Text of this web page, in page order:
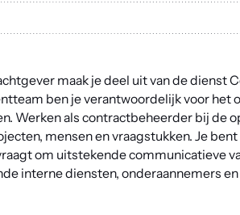
maak je deel uit van de dienst
ben je verantwoordelijk voor het
Werken als contractbeheerder bij de
mensen en vraagstukken. Je bent
om uitstekende communicatieve
interne diensten, onderaannemers en